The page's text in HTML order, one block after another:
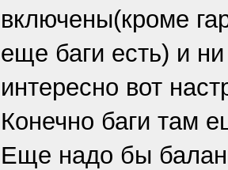
включены(кроме
еще баги есть) и
интересно вот
Конечно баги там
Еще надо бы